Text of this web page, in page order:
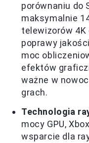
porównaniu do
maksymalnie
telewizorów
poprawy
moc
efektów
ważne w
grach.
Technologia
mocy GPU,
wsparcie dla